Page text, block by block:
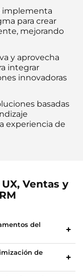
implementa
para crear
mejorando
y aprovecha
integrar
innovadoras
basadas
experiencia de
Ventas y
del
de